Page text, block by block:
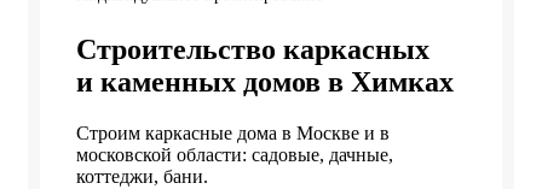
Строительство каркасных
и каменных домов в Химках
Строим каркасные дома в Москве и в
московской области: садовые, дачные,
коттеджи, бани.